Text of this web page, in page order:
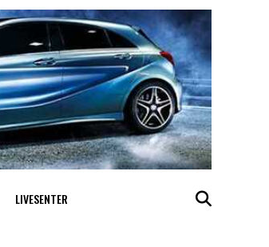
LIVESENTER